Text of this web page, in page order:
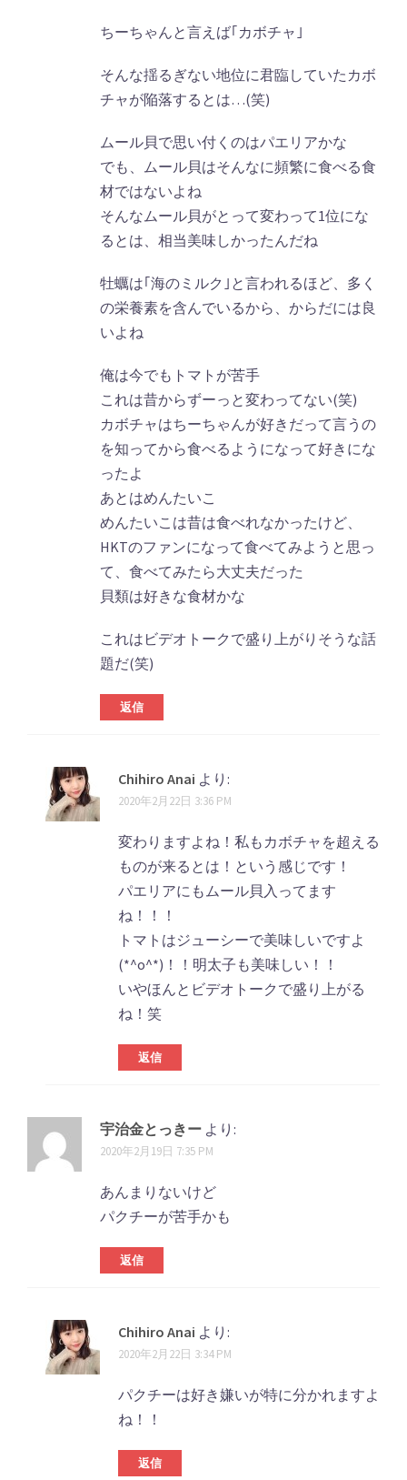
ちーちゃんと言えば｢カボチャ｣
そんな揺るぎない地位に君臨していたカボ
チャが陥落するとは…(笑)
ムール貝で思い付くのはパエリアかな
でも、ムール貝はそんなに頻繁に食べる食
材ではないよね
そんなムール貝がとって変わって1位にな
るとは、相当美味しかったんだね
牡蠣は｢海のミルク｣と言われるほど、多く
の栄養素を含んでいるから、からだには良
いよね
俺は今でもトマトが苦手
これは昔からずーっと変わってない(笑)
カボチャはちーちゃんが好きだって言うの
を知ってから食べるようになって好きにな
ったよ
あとはめんたいこ
めんたいこは昔は食べれなかったけど、
HKTのファンになって食べてみようと思っ
て、食べてみたら大丈夫だった
貝類は好きな食材かな
これはビデオトークで盛り上がりそうな話
題だ(笑)
返信
Chihiro Anai より:
2020年2月22日 3:36 PM
変わりますよね！私もカボチャを超える
ものが来るとは！という感じです！
パエリアにもムール貝入ってます
ね！！！
トマトはジューシーで美味しいですよ
(*^o^*)！！明太子も美味しい！！
いやほんとビデオトークで盛り上がる
ね！笑
返信
宇治金とっきー より:
2020年2月19日 7:35 PM
あんまりないけど
パクチーが苦手かも
返信
Chihiro Anai より:
2020年2月22日 3:34 PM
パクチーは好き嫌いが特に分かれますよ
ね！！
返信